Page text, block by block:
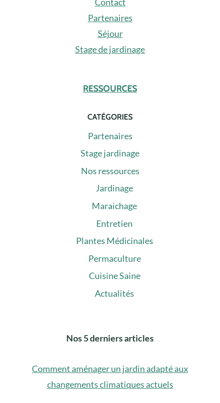
Partenaires
Séjour
Stage de jardinage
RESSOURCES
CATÉGORIES
Partenaires
Stage jardinage
Nos ressources
Jardinage
Maraichage
Entretien
Plantes Médicinales
Permaculture
Cuisine Saine
Actualités
Nos 5 derniers articles
Comment aménager un jardin adapté aux
changements climatiques actuels